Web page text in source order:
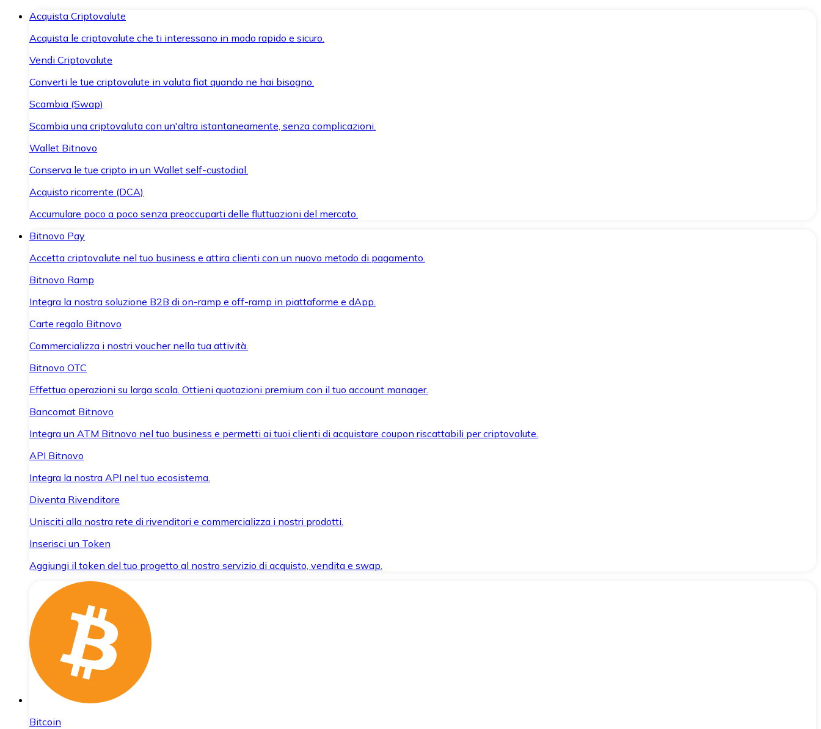
Acquista Criptovalute
Acquista le criptovalute che ti interessano in modo rapido e sicuro.
Vendi Criptovalute
Converti le tue criptovalute in valuta fiat quando ne hai bisogno.
Scambia (Swap)
Scambia una criptovaluta con un'altra istantaneamente, senza complicazioni.
Wallet Bitnovo
Conserva le tue cripto in un Wallet self-custodial.
Acquisto ricorrente (DCA)
Accumulare poco a poco senza preoccuparti delle fluttuazioni del mercato.
Bitnovo Pay
Accetta criptovalute nel tuo business e attira clienti con un nuovo metodo di pagamento.
Bitnovo Ramp
Integra la nostra soluzione B2B di on-ramp e off-ramp in piattaforme e dApp.
Carte regalo Bitnovo
Commercializza i nostri voucher nella tua attività.
Bitnovo OTC
Effettua operazioni su larga scala. Ottieni quotazioni premium con il tuo account manager.
Bancomat Bitnovo
Integra un ATM Bitnovo nel tuo business e permetti ai tuoi clienti di acquistare coupon riscattabili per criptovalute.
API Bitnovo
Integra la nostra API nel tuo ecosistema.
Diventa Rivenditore
Unisciti alla nostra rete di rivenditori e commercializza i nostri prodotti.
Inserisci un Token
Aggiungi il token del tuo progetto al nostro servizio di acquisto, vendita e swap.
Bitcoin